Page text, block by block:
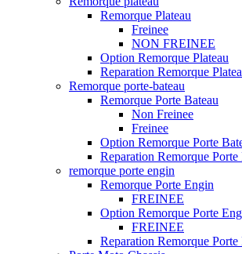
Remorque Plateau
Freinee
NON FREINEE
Option Remorque Plateau
Reparation Remorque
Remorque porte-bateau
Remorque Porte Bateau
Non Freinee
Freinee
Option Remorque Porte
Reparation Remorque Porte
remorque porte engin
Remorque Porte Engin
FREINEE
Option Remorque Porte
FREINEE
Reparation Remorque Porte